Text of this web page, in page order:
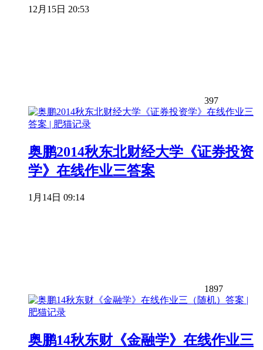
12月15日 20:53
397
奥鹏2014秋东北财经大学《证券投资
学》在线作业三答案
1月14日 09:14
1897
奥鹏14秋东财《金融学》在线作业三